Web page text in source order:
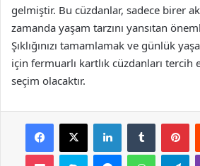
gelmiştir. Bu cüzdanlar, sadece birer
zamanda yaşam tarzını yansıtan
Şıklığınızı tamamlamak ve günlük
için fermuarlı kartlık cüzdanları
seçim olacaktır.
Facebook
X LinkedInTumblr
Pocket Skype MessengerWhatsApp